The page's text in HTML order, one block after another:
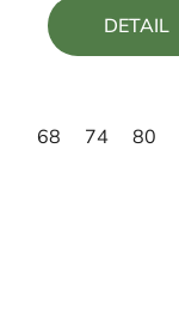
z
DETAIL
68 74 80